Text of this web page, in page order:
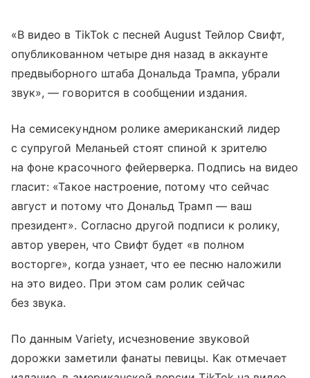
«В видео в TikTok с песней August Тейлор Свифт,
опубликованном четыре дня назад в аккаунте
предвыборного штаба Дональда Трампа, убрали
звук», — говорится в сообщении издания.
На семисекундном ролике американский лидер
с супругой Меланьей стоят спиной к зрителю
на фоне красочного фейерверка. Подпись на видео
гласит: «Такое настроение, потому что сейчас
август и потому что Дональд Трамп — ваш
президент». Согласно другой подписи к ролику,
автор уверен, что Свифт будет «в полном
восторге», когда узнает, что ее песню наложили
на это видео. При этом сам ролик сейчас
без звука.
По данным Variety, исчезновение звуковой
дорожки заметили фанаты певицы. Как отмечает